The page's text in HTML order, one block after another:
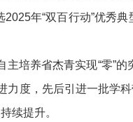
2025年“双百行动”优
主培养省杰青实现“零”
度，先后引进一批
续提升。